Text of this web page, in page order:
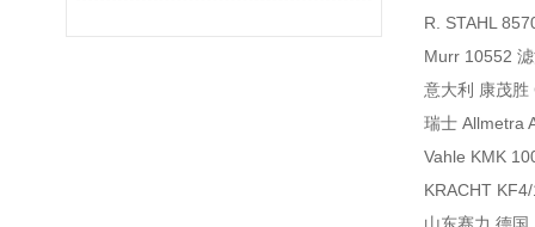
R. STAHL
Murr 10552
意大利 康茂
瑞士 Allmetra
Vahle KMK
KRACHT